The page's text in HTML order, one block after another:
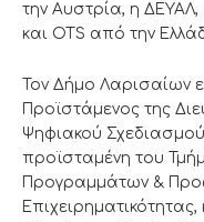
την Αυστρία, η ΔΕΥΑΛ,
και OTS από την
Τον Δήμο Λαρισαίων
Προϊστάμενος της
Ψηφιακού
προϊσταμένη του
Προγραμμάτων &